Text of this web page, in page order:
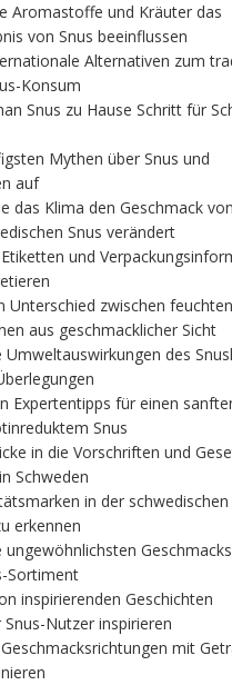
Aromastoffe und Kräuter das
von Snus beeinflussen
Alternativen zum
Konsum
Snus zu Hause Schritt für
Mythen über Snus und
auf
das Klima den Geschmack von
Snus verändert
und
Unterschied zwischen
aus geschmacklicher Sicht
Umweltauswirkungen des
Expertentipps für einen
Snus
in die Vorschriften und
Schweden
in der schwedischen
erkennen
ungewöhnlichsten
Sortiment
inspirierenden Geschichten
Nutzer inspirieren
mit